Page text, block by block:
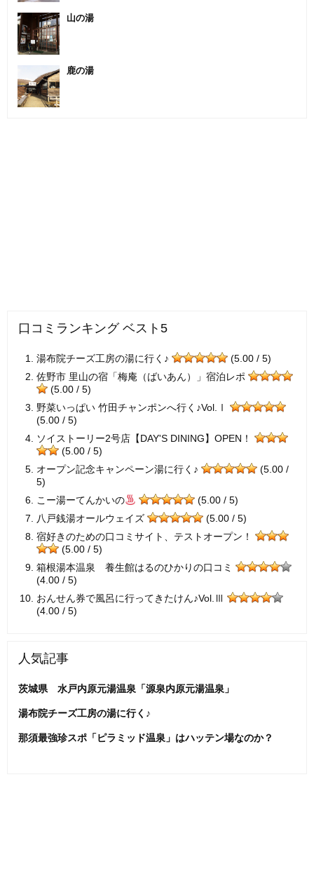
山の湯
鹿の湯
口コミランキング ベスト5
湯布院チーズ工房の湯に行く♪
(5.00 / 5)
佐野市 里山の宿「梅庵（ばいあん）」宿泊レポ
(5.00 / 5)
野菜いっぱい 竹田チャンポンへ行く♪Vol.Ⅰ
(5.00 / 5)
ソイストーリー2号店【DAY'S DINING】OPEN！
(5.00 / 5)
オープン記念キャンペーン湯に行く♪
(5.00 /
5)
こー湯ーてんかいの
(5.00 / 5)
八戸銭湯オールウェイズ
(5.00 / 5)
宿好きのための口コミサイト、テストオープン！
(5.00 / 5)
箱根湯本温泉 養生館はるのひかりの口コミ
(4.00 / 5)
おんせん券で風呂に行ってきたけん♪Vol.Ⅲ
(4.00 / 5)
人気記事
茨城県 水戸内原元湯温泉「源泉内原元湯温泉」
湯布院チーズ工房の湯に行く♪
那須最強珍スポ「ピラミッド温泉」はハッテン場なのか？